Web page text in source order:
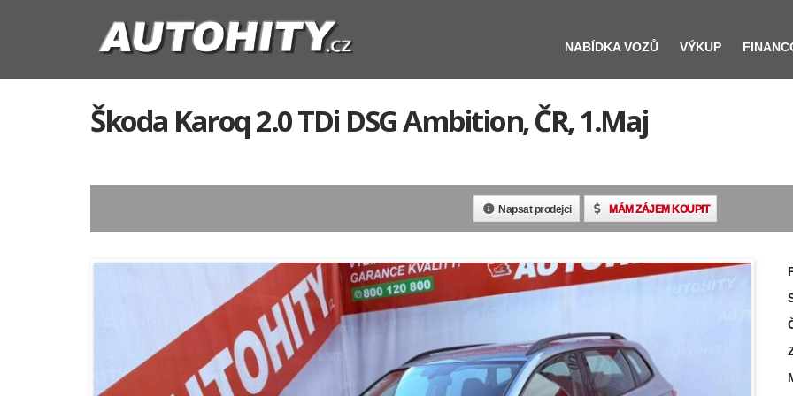
NABÍDKA VOZŮ VÝKUP
Škoda Karoq 2.0 TDi DSG Ambition, ČR, 1.Maj
Napsat prodejci MÁM ZÁJEM KOUPIT